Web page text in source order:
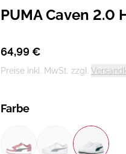
Hersteller:
PUMA Caven 2.0
64,99 €
Preise inkl. MwSt. zzgl.
Farbe